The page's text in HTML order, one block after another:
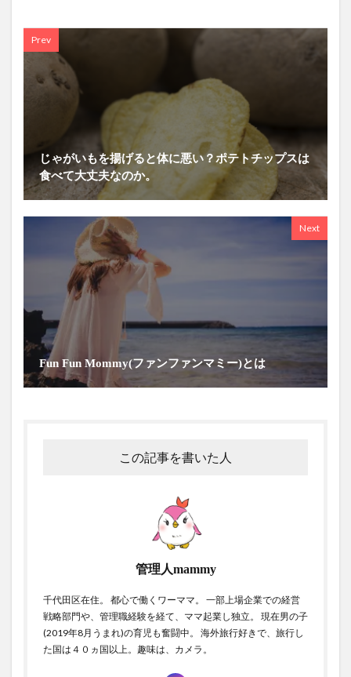
Prev
じゃがいもを揚げると体に悪い？ポテトチップスは
食べて大丈夫なのか。
Next
Fun Fun Mommy(ファンファンマミー)とは
この記事を書いた人
管理人mammy
千代田区在住。 都心で働くワーママ。 一部上場企業での経営
戦略部門や、管理職経験を経て、ママ起業し独立。 現在男の子
(2019年8月うまれ)の育児も奮闘中。 海外旅行好きで、旅行し
た国は４０ヵ国以上。趣味は、カメラ。